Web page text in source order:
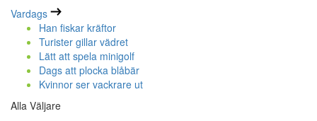
Vardags
Han fiskar kräftor
Turister gillar vädret
Lätt att spela minigolf
Dags att plocka blåbär
Kvinnor ser vackrare ut
Alla Väljare